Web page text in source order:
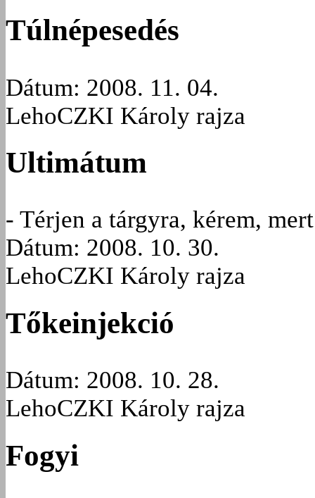
Túlnépesedés
Dátum: 2008. 11. 04.
LehoCZKI Károly rajza
Ultimátum
- Térjen a tárgyra, kérem,
Dátum: 2008. 10. 30.
LehoCZKI Károly rajza
Tőkeinjekció
Dátum: 2008. 10. 28.
LehoCZKI Károly rajza
Fogyi